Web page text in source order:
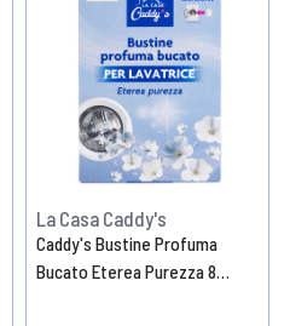
La Casa Caddy's
Caddy's Bustine Profuma
Bucato Eterea Purezza 8